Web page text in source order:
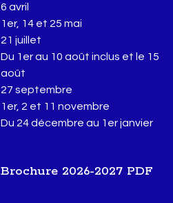
6 avril
1er, 14 et 25 mai
21 juillet
Du 1er au 10 août inclus et le 15
août
27 septembre
1er, 2 et 11 novembre
Du 24 décembre au 1er janvier
Brochure 2026-2027 PDF